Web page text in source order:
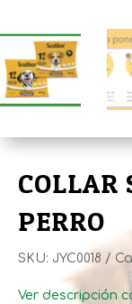
COLLAR
PERRO
SKU: JYC0018
Ver descripción